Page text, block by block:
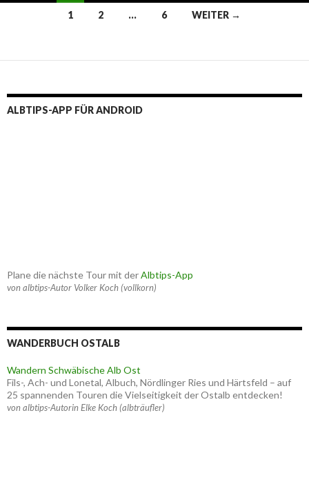
Beitragsnavigation
1 2 … 6 WEITER →
ALBTIPS-APP FÜR ANDROID
Plane die nächste Tour mit derAlbtips-App
von albtips-Autor Volker Koch (vollkorn)
WANDERBUCH OSTALB
Wandern Schwäbische Alb Ost
Fils-, Ach- und Lonetal, Albuch, Nördlinger Ries und Härtsfeld – auf
25 spannenden Touren die Vielseitigkeit der Ostalb entdecken!
von albtips-Autorin Elke Koch (albträufler)